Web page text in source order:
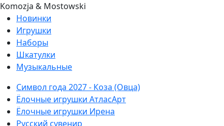
Komozja & Mostowski
Новинки
Игрушки
Наборы
Шкатулки
Музыкальные
Символ года 2027 - Коза (Овца)
Ёлочные игрушки АтласАрт
Ёлочные игрушки Ирена
Русский сувенир